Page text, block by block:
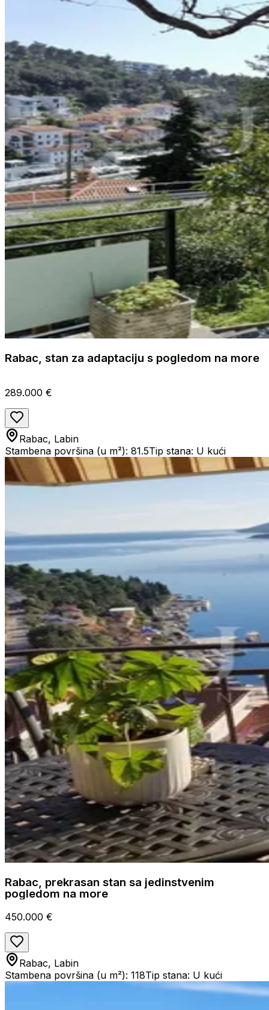
Rabac, stan za adaptaciju s pogledom na more
289.000 €
Rabac, Labin
Stambena površina (u m²): 81.5Tip stana: U kući
Rabac, prekrasan stan sa jedinstvenim
pogledom na more
450.000 €
Rabac, Labin
Stambena površina (u m²): 118Tip stana: U kući